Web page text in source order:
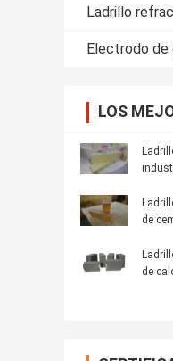
Ladrillo
Electrodo
LOS
de
de